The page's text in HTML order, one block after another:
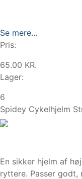
Se mere...
Pris:
65.00 KR.
Lager:
6
Spidey Cykelhjelm
En sikker hjelm af
ryttere. Passer